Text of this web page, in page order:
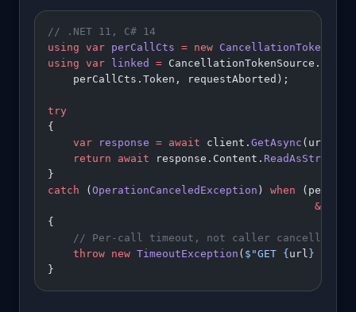
// .NET 11, C# 14
using var perCallCts = new
using var linked = CancellationTokenSource.
    perCallCts.Token, requestAborted);
try
{
    var
response = await client. GetAsync (url,
    return
await response.Content.
}
catch ( OperationCanceledException ) when
                                          &&
{
// Per-call timeout, not caller
    throw
new TimeoutException ( $"GET { url }
}